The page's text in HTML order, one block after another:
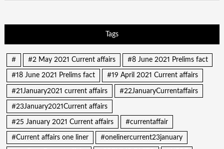
Tags
# #2 May 2021 Current affairs #8 June 2021 Prelims fact
#18 June 2021 Prelims fact #19 April 2021 Current affairs
#21January2021 current affairs #22JanuaryCurrentaffairs
#23January2021Current affairs
#25 January 2021 Current affairs #currentaffair
#Current affairs one liner #onelinercurrent23january